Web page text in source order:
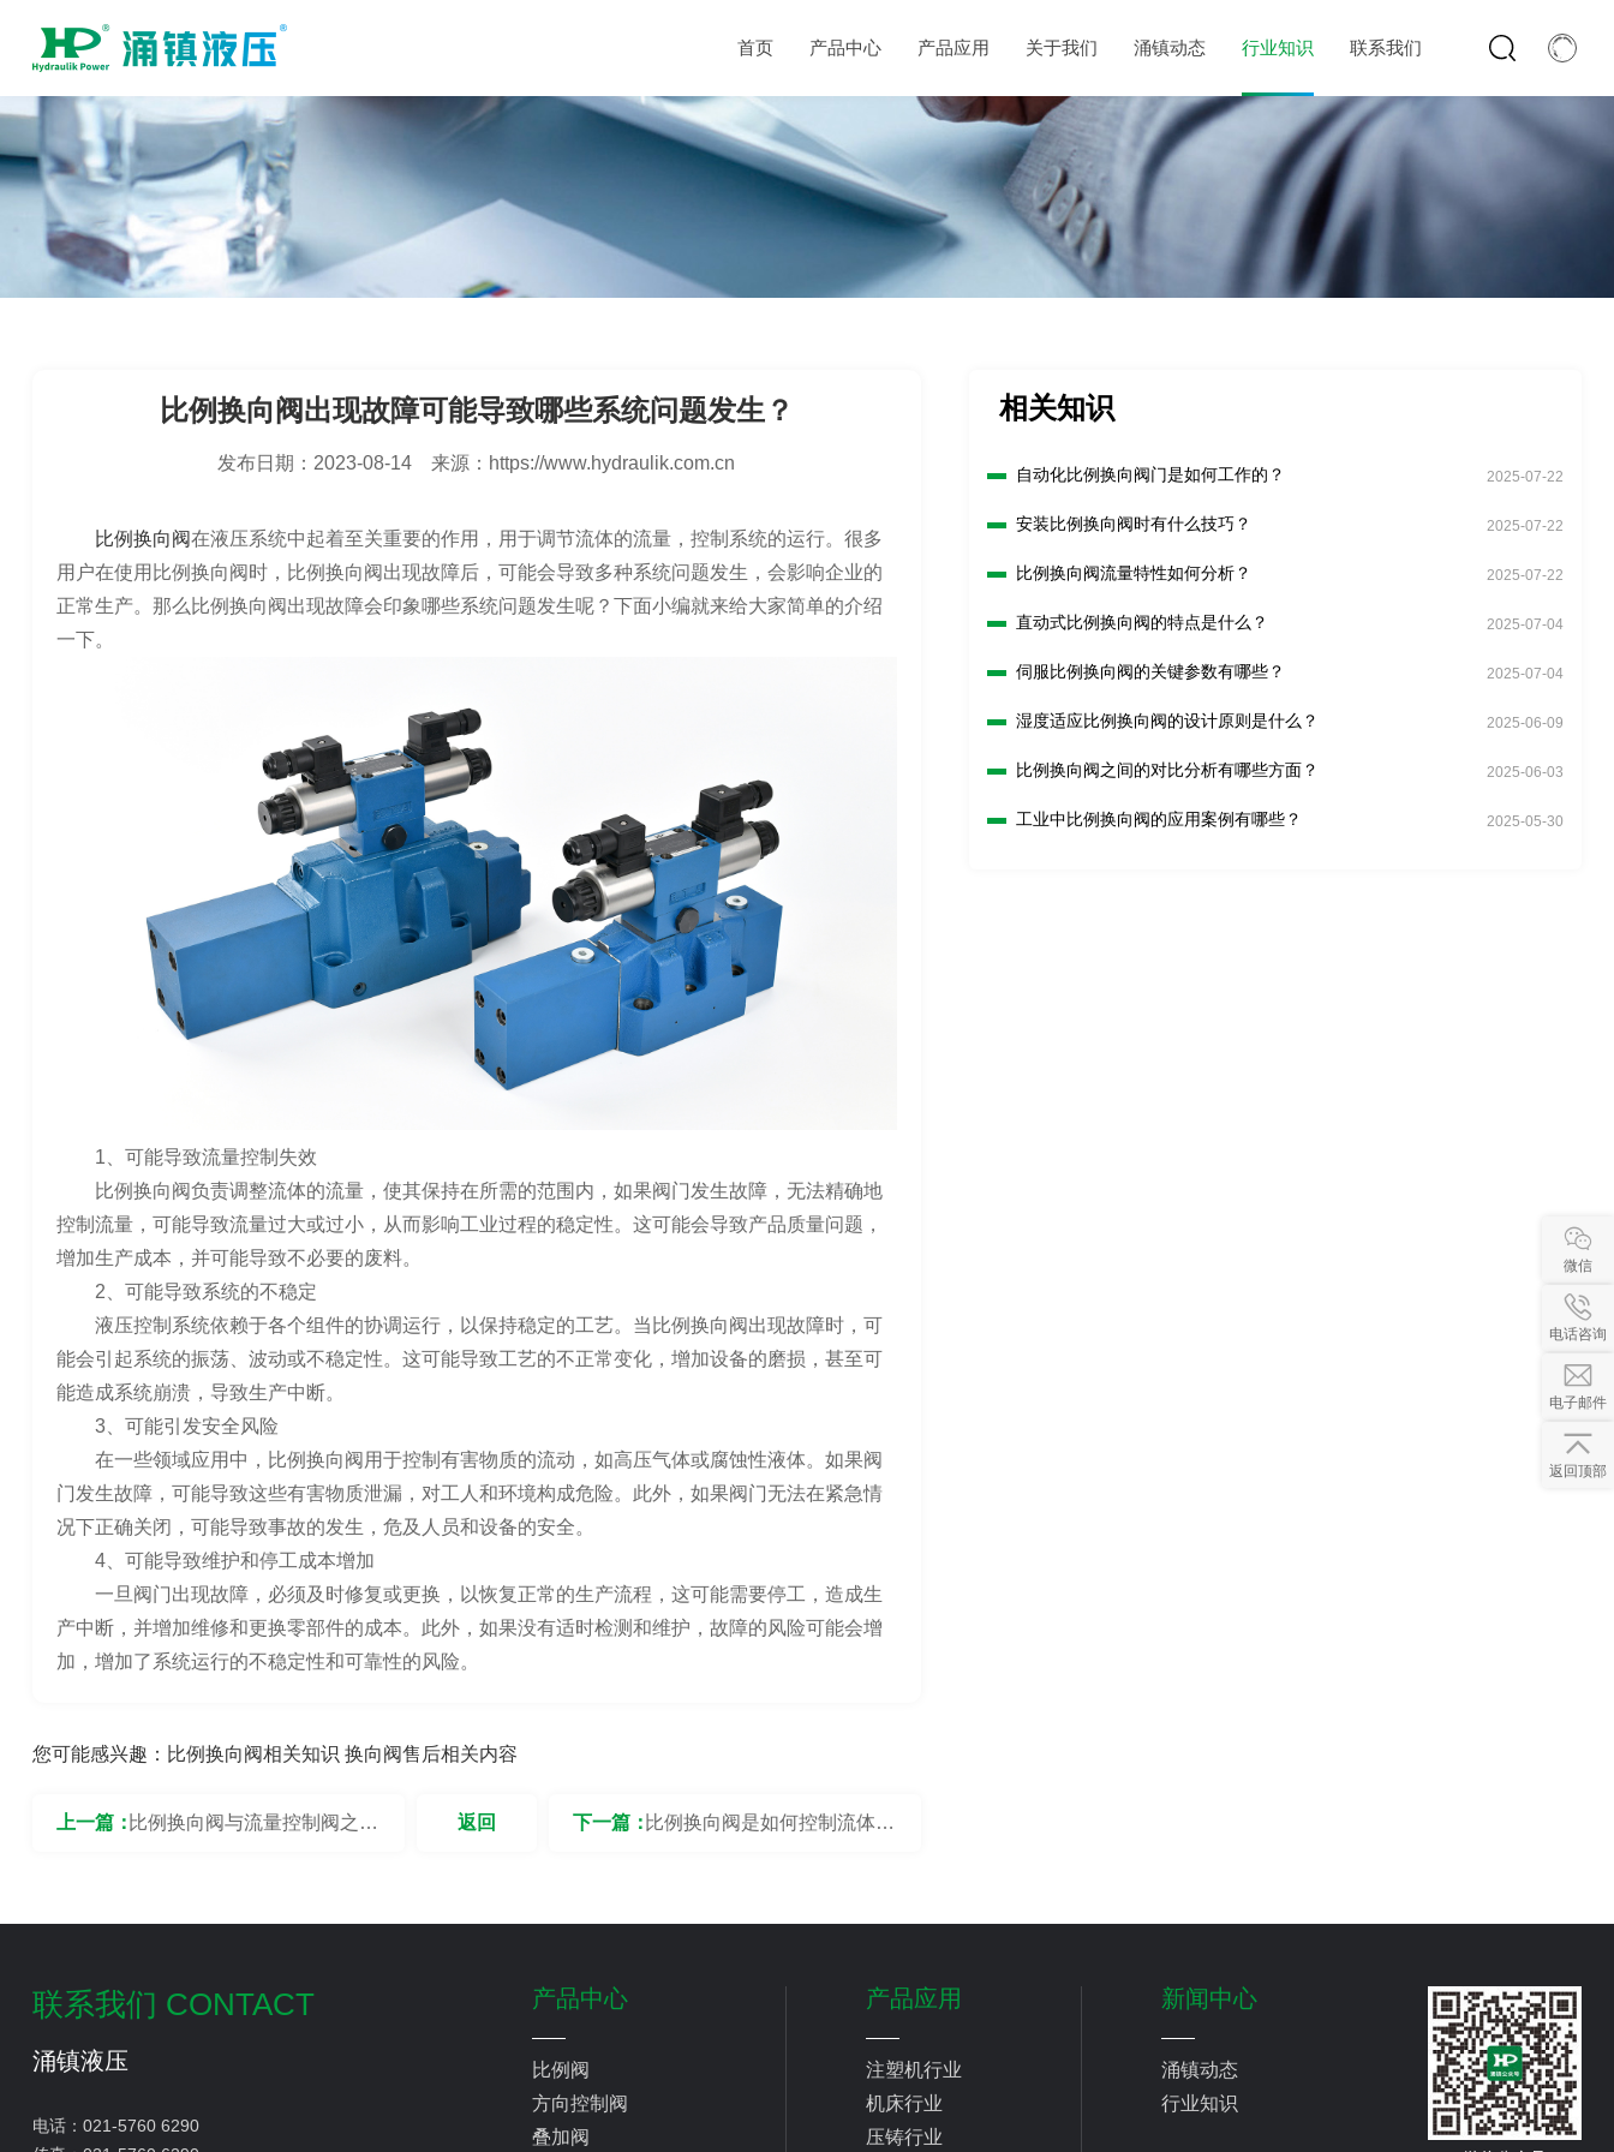
首页 产品中心 产品应用 关于我们 涌镇动态 行业知识 联系我们
比例换向阀出现故障可能导致哪些系统问题发生？
发布日期： 2023-08-14 来源： https://www.hydraulik.com.cn
比例换向阀在液压系统中起着至关重要的作用，用于调节流体的流量，控制系统的运行。很多
用户在使用比例换向阀时，比例换向阀出现故障后，可能会导致多种系统问题发生，会影响企业的
正常生产。那么比例换向阀出现故障会印象哪些系统问题发生呢？下面小编就来给大家简单的介绍
一下。
1、可能导致流量控制失效
比例换向阀负责调整流体的流量，使其保持在所需的范围内，如果阀门发生故障，无法精确地
控制流量，可能导致流量过大或过小，从而影响工业过程的稳定性。这可能会导致产品质量问题，
增加生产成本，并可能导致不必要的废料。
2、可能导致系统的不稳定
液压控制系统依赖于各个组件的协调运行，以保持稳定的工艺。当比例换向阀出现故障时，可
能会引起系统的振荡、波动或不稳定性。这可能导致工艺的不正常变化，增加设备的磨损，甚至可
能造成系统崩溃，导致生产中断。
3、可能引发安全风险
在一些领域应用中，比例换向阀用于控制有害物质的流动，如高压气体或腐蚀性液体。如果阀
门发生故障，可能导致这些有害物质泄漏，对工人和环境构成危险。此外，如果阀门无法在紧急情
况下正确关闭，可能导致事故的发生，危及人员和设备的安全。
4、可能导致维护和停工成本增加
一旦阀门出现故障，必须及时修复或更换，以恢复正常的生产流程，这可能需要停工，造成生
产中断，并增加维修和更换零部件的成本。此外，如果没有适时检测和维护，故障的风险可能会增
加，增加了系统运行的不稳定性和可靠性的风险。
您可能感兴趣： 比例换向阀相关知识 换向阀售后相关内容
上一篇：比例换向阀与流量控制阀之间 下一篇：比例换向阀是如何控制流体流
返回
相关知识
自动化比例换向阀门是如何工作的？ 2025-07-22
安装比例换向阀时有什么技巧？ 2025-07-22
比例换向阀流量特性如何分析？ 2025-07-22
直动式比例换向阀的特点是什么？ 2025-07-04
伺服比例换向阀的关键参数有哪些？ 2025-07-04
湿度适应比例换向阀的设计原则是什么？ 2025-06-09
比例换向阀之间的对比分析有哪些方面？ 2025-06-03
工业中比例换向阀的应用案例有哪些？ 2025-05-30
联系我们 CONTACT
涌镇液压
电话： 021-5760 6290
产品中心
比例阀
方向控制阀
叠加阀
产品应用
注塑机行业
机床行业
压铸行业
新闻中心
涌镇动态
行业知识
微信
电话咨询
电子邮件
返回顶部